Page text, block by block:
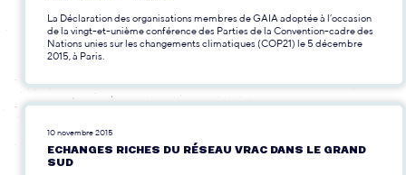
La Déclaration des organisations membres de GAIA adoptée à l’occasion
de la vingt-et-unième conférence des Parties de la Convention-cadre des
Nations unies sur les changements climatiques (COP21) le 5 décembre
2015, à Paris.
10 novembre 2015
ECHANGES RICHES DU RÉSEAU VRAC DANS LE GRAND
SUD